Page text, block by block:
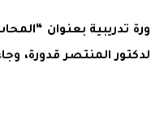
تدريبية بعنوان
المنتصر قدورة،